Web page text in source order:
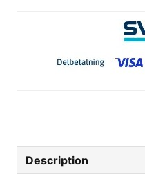
Description